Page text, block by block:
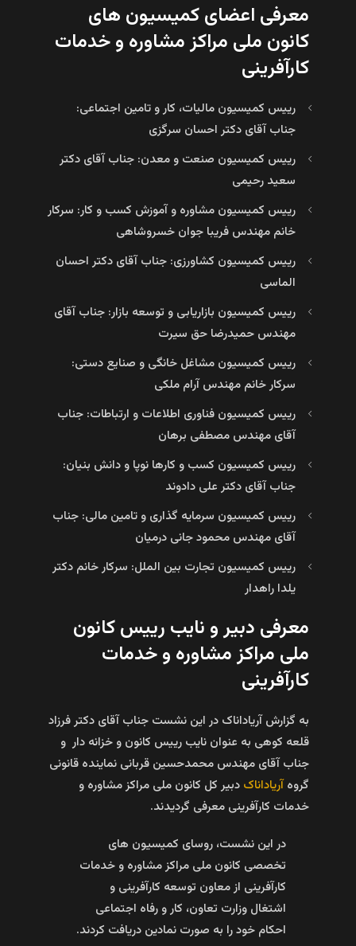
معرفی اعضای کمیسیون های
کانون ملی مراکز مشاوره و خدمات
کارآفرینی
رییس کمیسیون مالیات، کار و تامین اجتماعی:
جناب آقای دکتر احسان سرگزی
رییس کمیسیون صنعت و معدن: جناب آقای دکتر
سعید رحیمی
رییس کمیسیون مشاوره و آموزش کسب و کار: سرکار
خانم مهندس فریبا جوان خسروشاهی
رییس کمیسیون کشاورزی: جناب آقای دکتر احسان
الماسی
رییس کمیسیون بازاریابی و توسعه بازار: جناب آقای
مهندس حمیدرضا حق سیرت
رییس کمیسیون مشاغل خانگی و صنایع دستی:
سرکار خانم مهندس آرام ملکی
رییس کمیسیون فناوری اطلاعات و ارتباطات: جناب
آقای مهندس مصطفی برهان
رییس کمیسیون کسب و کارها نوپا و دانش بنیان:
جناب آقای دکتر علی دادوند
رییس کمیسیون سرمایه گذاری و تامین مالی: جناب
آقای مهندس محمود جانی درمیان
رییس کمیسیون تجارت بین الملل: سرکار خانم دکتر
یلدا راهدار
معرفی دبیر و نایب رییس کانون
ملی مراکز مشاوره و خدمات
کارآفرینی
به گزارش آریاداناک در این نشست جناب آقای دکتر فرزاد
قلعه کوهی به عنوان نایب رییس کانون و خزانه دار و
جناب آقای مهندس محمدحسین قربانی نماینده قانونی
گروهآریاداناک دبیر کل کانون ملی مراکز مشاوره و
خدمات کارآفرینی معرفی گردیدند.
در این نشست، روسای کمیسیون های
تخصصی کانون ملی مراکز مشاوره و خدمات
کارآفرینی از معاون توسعه کارآفرینی و
اشتغال وزارت تعاون، کار و رفاه اجتماعی
احکام خود را به صورت نمادین دریافت کردند.